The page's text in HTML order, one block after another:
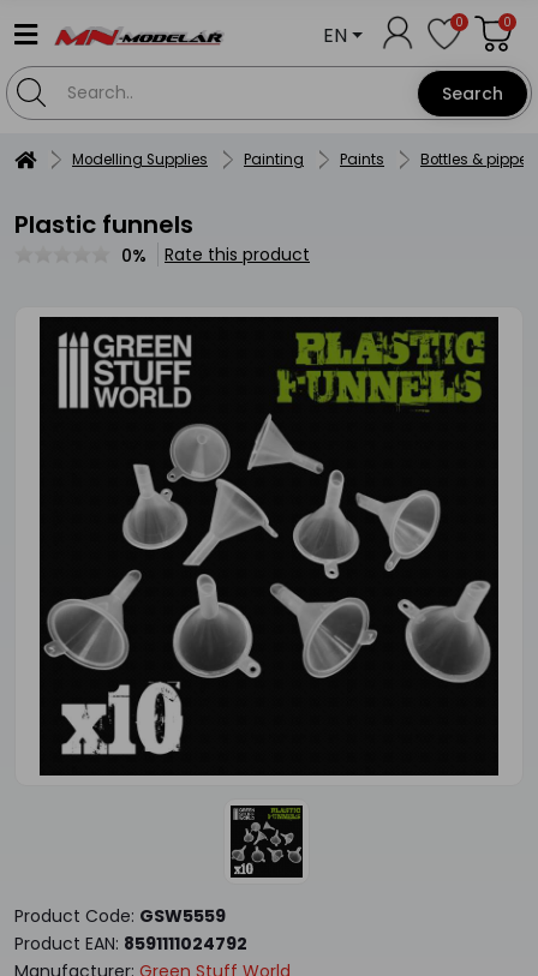
Search
EN 0 0
Modelling Supplies Painting Paints Bottles &
Plastic funnels
0% Rate this product
Product Code: GSW5559
Product EAN: 8591111024792
Manufacturer: Green Stuff World